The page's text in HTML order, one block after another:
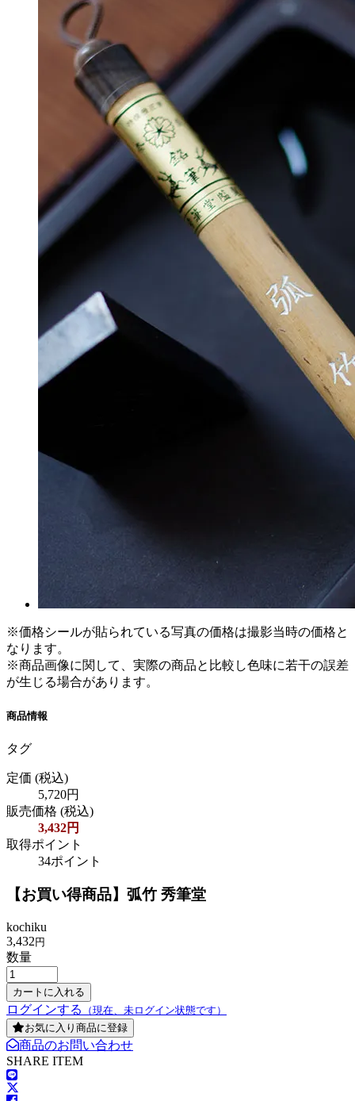
※価格シールが貼られている写真の価格は撮影当時の価格と
なります。
※商品画像に関して、実際の商品と比較し色味に若干の誤差
が生じる場合があります。
商品情報
タグ
定価 (税込)
5,720円
販売価格 (税込)
3,432円
取得ポイント
34ポイント
【お買い得商品】弧竹 秀筆堂
kochiku
3,432 円
数量
ログインする
（現在、未ログイン状態です）
お気に入り商品に登録
商品のお問い合わせ
SHARE ITEM